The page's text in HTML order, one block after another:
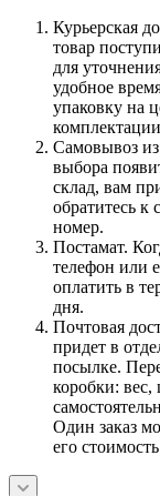
Курьерская
товар
для
удобное
упаковку на
Самовывоз
выбора
склад, вам
обратитесь к
номер.
Постамат.
телефон или
оплатить в
дня.
Почтовая
придет в
посылке.
коробки: вес,
Один заказ
его